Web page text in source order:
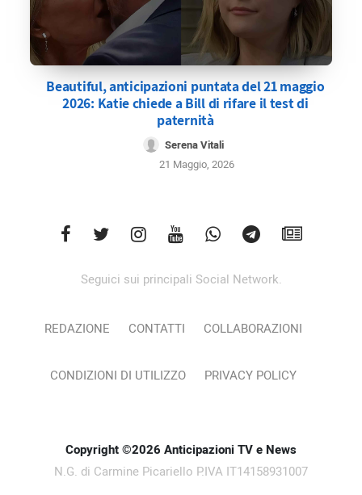
Beautiful, anticipazioni puntata del 21 maggio
2026: Katie chiede a Bill di rifare il test di
paternità
Serena Vitali
21 Maggio, 2026
Seguici sui principali Social Network.
REDAZIONE CONTATTI COLLABORAZIONI
CONDIZIONI DI UTILIZZO PRIVACY POLICY
Copyright ©2026 Anticipazioni TV e News
N.G. di Carmine Picariello P.IVA IT14158931007